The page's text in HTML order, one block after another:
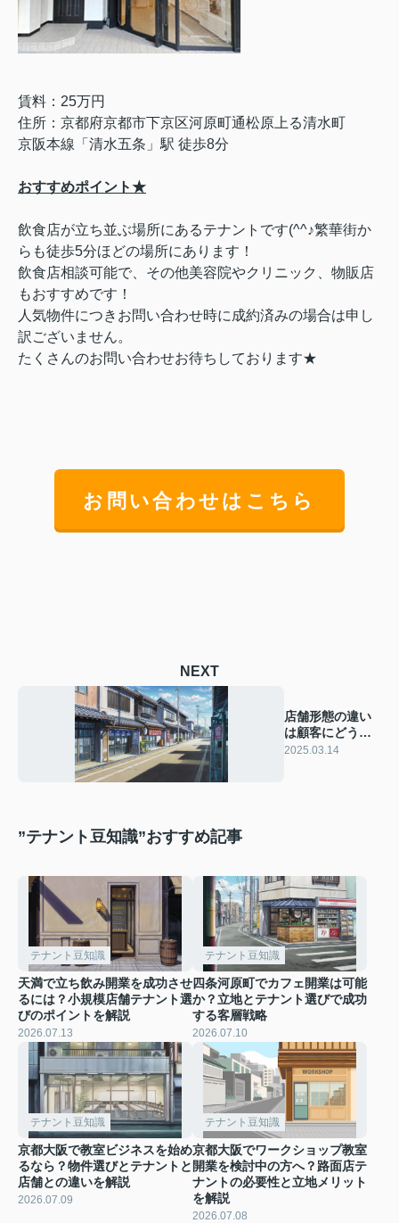
賃料：25万円
住所：京都府京都市下京区河原町通松原上る清水町
京阪本線「清水五条」駅 徒歩8分
おすすめポイント★
飲食店が立ち並ぶ場所にあるテナントです(^^♪繁華街か
らも徒歩5分ほどの場所にあります！
飲食店相談可能で、その他美容院やクリニック、物販店
もおすすめです！
人気物件につきお問い合わせ時に成約済みの場合は申し
訳ございません。
たくさんのお問い合わせお待ちしております★
お問い合わせはこちら
NEXT
店舗形態の違い
は顧客にどう影
響？客目線での
2025.03.14
”テナント豆知識”おすすめ記事
テナント豆知識
天満で立ち飲み開業を成功させ
るには？小規模店舗テナント選
びのポイントを解説
2026.07.13
テナント豆知識
四条河原町でカフェ開業は可能
か？立地とテナント選びで成功
する客層戦略
2026.07.10
テナント豆知識
京都大阪で教室ビジネスを始め
るなら？物件選びとテナントと
店舗との違いを解説
2026.07.09
テナント豆知識
京都大阪でワークショップ教室
開業を検討中の方へ？路面店テ
ナントの必要性と立地メリット
を解説
2026.07.08